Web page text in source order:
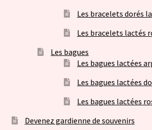
Les bracelets dorés
Les bracelets lactés
Les bagues
Les bagues lactées
Les bagues lactées
Les bagues lactées
Devenez gardienne de souvenirs